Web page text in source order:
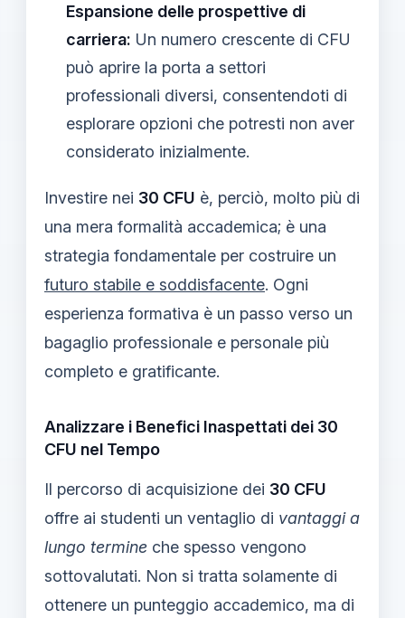
Espansione delle prospettive di
carriera: Un numero crescente di CFU
può aprire la porta a settori
professionali diversi, consentendoti di
esplorare opzioni che potresti non aver
considerato inizialmente.
Investire nei 30 CFU è, perciò, molto più di
una mera formalità accademica; è una
strategia fondamentale per costruire un
futuro stabile e soddisfacente. Ogni
esperienza formativa è un passo verso un
bagaglio professionale e personale più
completo e gratificante.
Analizzare i Benefici Inaspettati dei 30
CFU nel Tempo
Il percorso di acquisizione dei 30 CFU
offre ai studenti un ventaglio di vantaggi a
lungo termine che spesso vengono
sottovalutati. Non si tratta solamente di
ottenere un punteggio accademico, ma di